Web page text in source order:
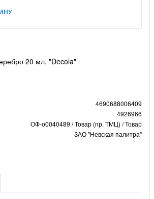
20 мл, "Decola"
4690688006409
4926966
ОФ-о0040489 / Товар (пр. ТМЦ) / Товар
ЗАО "Невская палитра"